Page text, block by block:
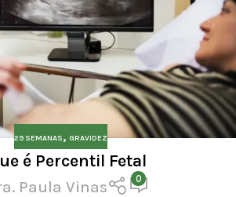
29 SEMANAS, GRAVIDEZ
é Percentil Fetal
Paula Vinas 0